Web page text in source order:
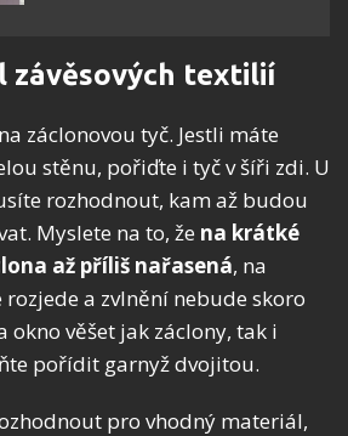
závěsových textilií
záclonovou tyč. Jestli máte
stěnu, pořiďte i tyč v šíři zdi. U
rozhodnout, kam až budou
Myslete na to, že na krátké
až příliš nařasená, na
rozjede a zvlnění nebude skoro
okno věšet jak záclony, tak i
pořídit garnyž dvojitou.
pro vhodný materiál,